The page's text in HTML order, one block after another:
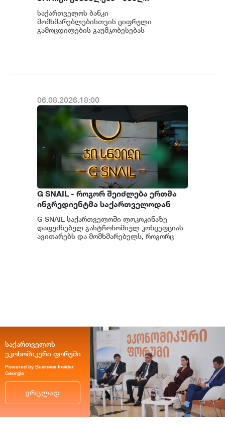
შესაძლებლობები
მომხმარებლებისთვის
საქართველოს ბანკი
მომხმარებლებისთვის ციფრული
გამოცდილების გაუმჯობესებას
06.08.2026.18:00
G SNAIL - როგორ შეიძლება ერთმა
ინგრედიენტმა საქართველოდან
საერთაშორისო კულინარიულ
კონცეფციას ჩაუყაროს საფუძველი
G SNAIL საქართველოში ლოკოკინაზე
დაფუძნებულ გასტრონომიულ კონცეფციას
ავითარებს და მომხმარებელს, როგორც
საქართველოს
ეკონომიკური ფორუმი
Powered by Business Insider
Georgia
ვრცლად